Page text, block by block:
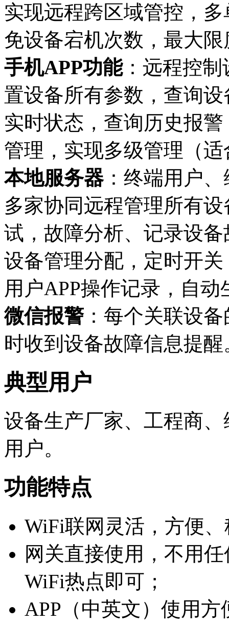
实现远程跨区域管控，
免设备宕机次数，最大
手机APP功能：远程控制
置设备所有参数，查询
实时状态，查询历史报
管理，实现多级管理（
本地服务器：终端用户
多家协同远程管理所有
试，故障分析、记录设
设备管理分配，定时开
用户APP操作记录，自
微信报警：每个关联设
时收到设备故障信息提醒
典型用户
设备生产厂家、工程商
用户。
功能特点
WiFi联网灵活，方便
网关直接使用，不用
WiFi热点即可；
APP（中英文）使用